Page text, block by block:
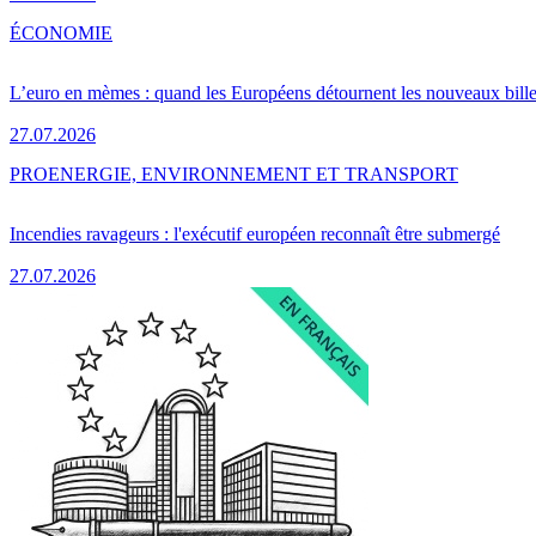
L’euro en mèmes : quand les Européens détournent les nouveaux
27.07.2026
ÉCONOMIE
Incendies ravageurs : l'exécutif européen reconnaît être submergé
27.07.2026
PROENERGIE, ENVIRONNEMENT ET TRANSPORT